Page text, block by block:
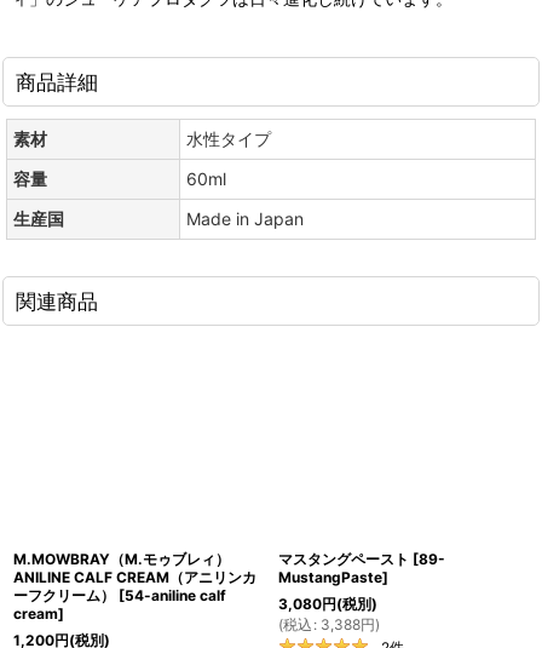
商品詳細
素材
水性タイプ
容量
60ml
生産国
Made in Japan
関連商品
M.MOWBRAY（M.モゥブレィ）
ANILINE CALF CREAM（アニリンカ
ーフクリーム）
[54-aniline calf
cream]
1,200円(税別)
マスタングペースト [89-
MustangPaste]
3,080円(税別)
(税込 : 3,388円)